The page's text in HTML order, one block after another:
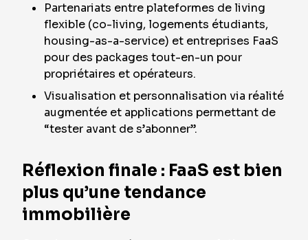
Partenariats entre plateformes de living
flexible (co-living, logements étudiants,
housing-as-a-service) et entreprises FaaS
pour des packages tout-en-un pour
propriétaires et opérateurs.
Visualisation et personnalisation via réalité
augmentée et applications permettant de
“tester avant de s’abonner”.
Réflexion finale : FaaS est bien
plus qu’une tendance
immobilière